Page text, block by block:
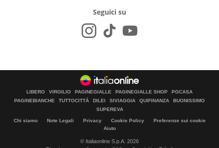
Seguici su
LIBERO VIRGILIO PAGINEGIALLE PAGINEGIALLE SHOP
PGCASA
PAGINEBIANCHE
TUTTOCITTÀ DILEI SIVIAGGIA QUIFINANZA
BUONISSIMO
SUPEREVA
Chi siamo Note Legali Privacy Cookie Policy
Preferenze sui cookie
Aiuto
© Italiaonline S.p.A. 2026